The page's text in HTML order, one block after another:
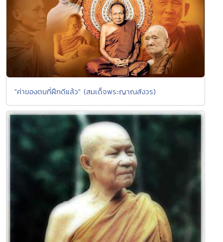
"ค่าของตนที่ฝึกดีแล้ว" (สมเด็จพระญาณสังวร)